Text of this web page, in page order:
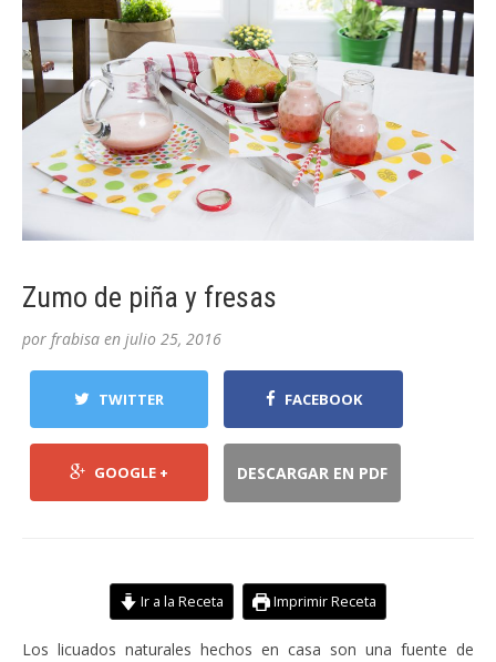
Zumo de piña y fresas
por frabisa en julio 25, 2016
TWITTER FACEBOOK
GOOGLE + DESCARGAR EN PDF
Ir a la Receta Imprimir Receta
Los licuados naturales hechos en casa son una fuente de